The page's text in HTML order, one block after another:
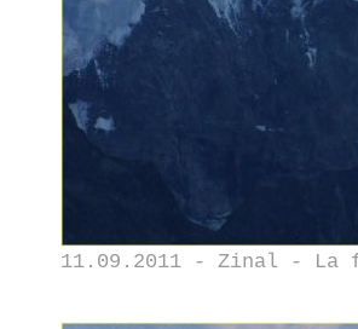
11.09.2011 - Zinal - La